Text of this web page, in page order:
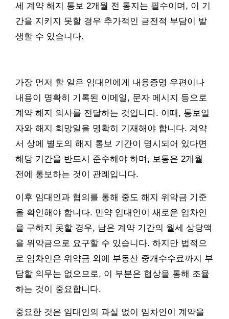
세 계약 해지 통보 2개월 전 통지는 필수이며, 이 기
간을 지키지 못할 경우 추가적인 금전적 부담이 발
생할 수 있습니다.
가장 먼저 할 일은 임대인에게 내용증명 우편이나
내용이 명확히 기록된 이메일, 문자 메시지 등으로
계약 해지 의사를 전달하는 것입니다. 이때, 통보일
자와 해지 희망일을 명확히 기재해야 합니다. 계약
서 상에 별도의 해지 통보 기간이 명시되어 있다면
해당 기간을 반드시 준수해야 하며, 보통은 2개월
전에 통보하는 것이 관례입니다.
이후 임대인과 협의를 통해 중도 해지 위약금 기준
을 확인해야 합니다. 만약 임대인이 새로운 임차인
을 구하지 못할 경우, 남은 계약 기간의 월세 상당액
을 위약금으로 요구할 수 있습니다. 하지만 법적으
로 임차인은 위약금 외에 부동산 중개수수료까지 부
담할 의무는 없으므로, 이 부분은 협상을 통해 조율
하는 것이 중요합니다.
중요한 것은 임대인의 과실 없이 임차인이 계약을